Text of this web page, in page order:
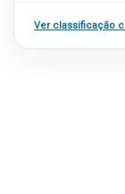
Ver classificação